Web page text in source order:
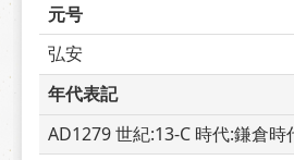
元号
弘安
年代表記
AD1279 世紀:13-C 時代:鎌倉時